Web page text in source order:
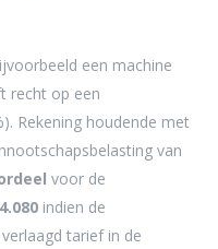
een machine
recht op een
Rekening houdende met
van
voor de
indien de
tarief in de